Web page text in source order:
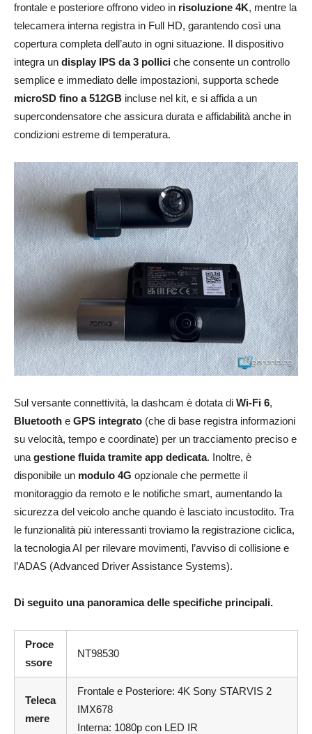
frontale e posteriore offrono video in risoluzione 4K, mentre la
telecamera interna registra in Full HD, garantendo così una
copertura completa dell’auto in ogni situazione. Il dispositivo
integra un display IPS da 3 pollici che consente un controllo
semplice e immediato delle impostazioni, supporta schede
microSD fino a 512GB incluse nel kit, e si affida a un
supercondensatore che assicura durata e affidabilità anche in
condizioni estreme di temperatura.
Sul versante connettività, la dashcam è dotata di Wi-Fi 6,
Bluetooth e GPS integrato (che di base registra informazioni
su velocità, tempo e coordinate) per un tracciamento preciso e
una gestione fluida tramite app dedicata. Inoltre, è
disponibile un modulo 4G opzionale che permette il
monitoraggio da remoto e le notifiche smart, aumentando la
sicurezza del veicolo anche quando è lasciato incustodito. Tra
le funzionalità più interessanti troviamo la registrazione ciclica,
la tecnologia AI per rilevare movimenti, l’avviso di collisione e
l’ADAS (Advanced Driver Assistance Systems).
Di seguito una panoramica delle specifiche principali.
Proce
ssore
NT98530
Teleca
mere
Frontale e Posteriore: 4K Sony STARVIS 2
IMX678
Interna: 1080p con LED IR